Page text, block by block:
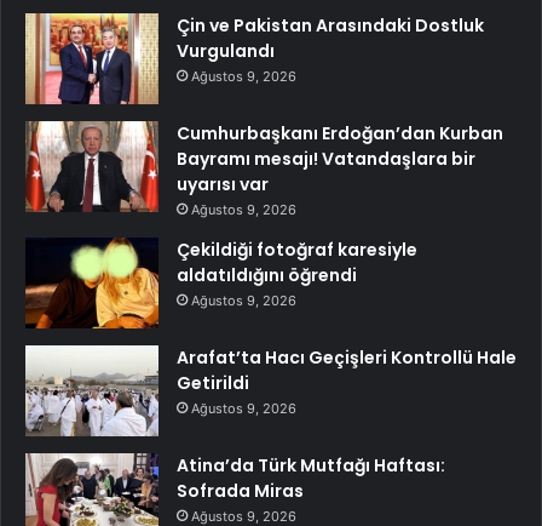
Çin ve Pakistan Arasındaki Dostluk
Vurgulandı
Ağustos 9, 2026
Cumhurbaşkanı Erdoğan’dan Kurban
Bayramı mesajı! Vatandaşlara bir
uyarısı var
Ağustos 9, 2026
Çekildiği fotoğraf karesiyle
aldatıldığını öğrendi
Ağustos 9, 2026
Arafat’ta Hacı Geçişleri Kontrollü Hale
Getirildi
Ağustos 9, 2026
Atina’da Türk Mutfağı Haftası:
Sofrada Miras
Ağustos 9, 2026